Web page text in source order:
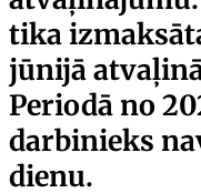
tika
jūnijā
Periodā no
darbinieks
dienu.